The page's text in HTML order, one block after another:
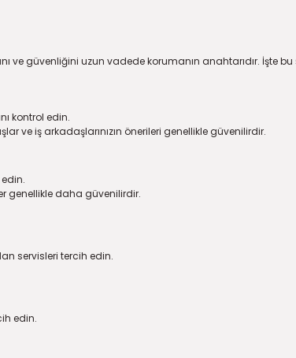
ve güvenliğini uzun vadede korumanın anahtarıdır. İşte
kontrol edin.
ve iş arkadaşlarınızın önerileri genellikle güvenilirdir.
genellikle daha güvenilirdir.
servisleri tercih edin.
edin.